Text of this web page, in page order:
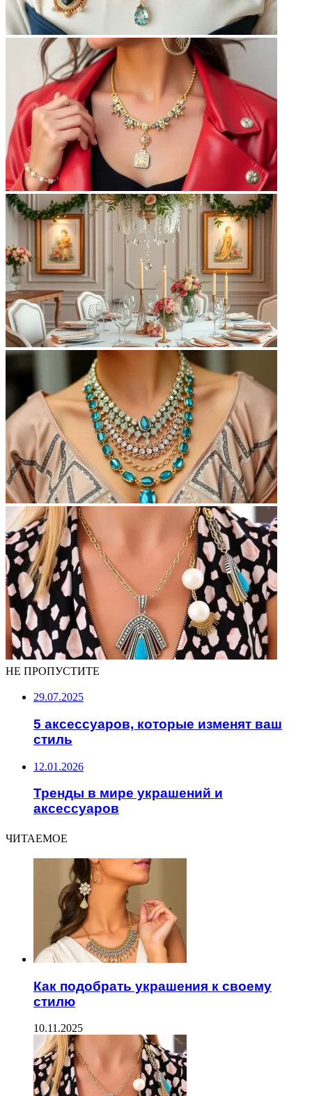
НЕ ПРОПУСТИТЕ
29.07.2025
5 аксессуаров, которые изменят ваш
стиль
12.01.2026
Тренды в мире украшений и
аксессуаров
ЧИТАЕМОЕ
Как подобрать украшения к своему
стилю
10.11.2025